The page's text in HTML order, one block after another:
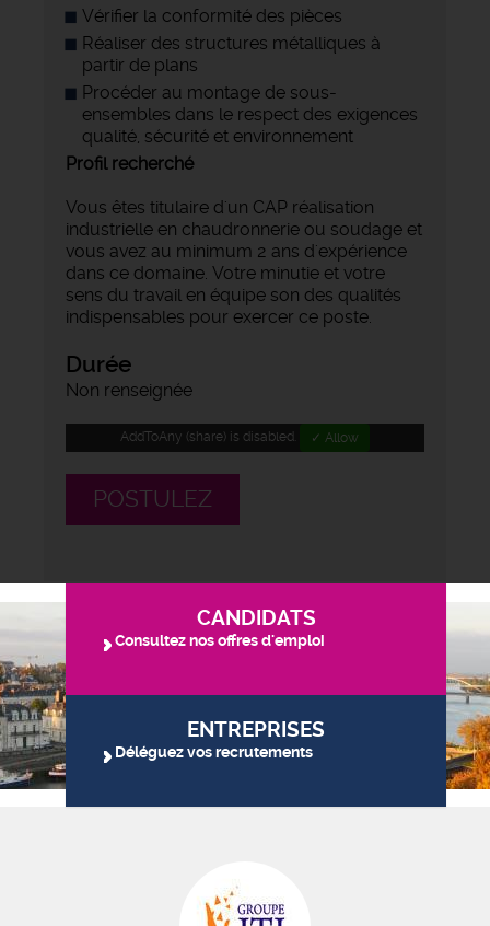
Vérifier la conformité des pièces
Réaliser des structures métalliques à
partir de plans
Procéder au montage de sous-
ensembles dans le respect des exigences
qualité, sécurité et environnement
Profil recherché
Vous êtes titulaire d'un CAP réalisation
industrielle en chaudronnerie ou soudage et
vous avez au minimum 2 ans d'expérience
dans ce domaine. Votre minutie et votre
sens du travail en équipe son des qualités
indispensables pour exercer ce poste.
Durée
Non renseignée
AddToAny (share) is disabled. ✓ Allow
POSTULEZ
CANDIDATS
Consultez nos offres d'emploi
ENTREPRISES
Déléguez vos recrutements